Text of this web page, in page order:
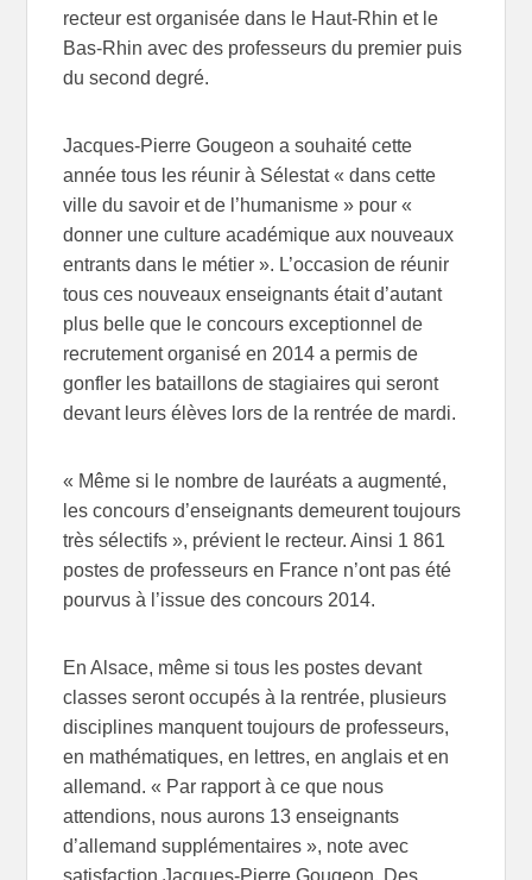
recteur est organisée dans le Haut-Rhin et le
Bas-Rhin avec des professeurs du premier puis
du second degré.
Jacques-Pierre Gougeon a souhaité cette
année tous les réunir à Sélestat « dans cette
ville du savoir et de l’humanisme » pour «
donner une culture académique aux nouveaux
entrants dans le métier ». L’occasion de réunir
tous ces nouveaux enseignants était d’autant
plus belle que le concours exceptionnel de
recrutement organisé en 2014 a permis de
gonfler les bataillons de stagiaires qui seront
devant leurs élèves lors de la rentrée de mardi.
« Même si le nombre de lauréats a augmenté,
les concours d’enseignants demeurent toujours
très sélectifs », prévient le recteur. Ainsi 1 861
postes de professeurs en France n’ont pas été
pourvus à l’issue des concours 2014.
En Alsace, même si tous les postes devant
classes seront occupés à la rentrée, plusieurs
disciplines manquent toujours de professeurs,
en mathématiques, en lettres, en anglais et en
allemand. « Par rapport à ce que nous
attendions, nous aurons 13 enseignants
d’allemand supplémentaires », note avec
satisfaction Jacques-Pierre Gougeon. Des